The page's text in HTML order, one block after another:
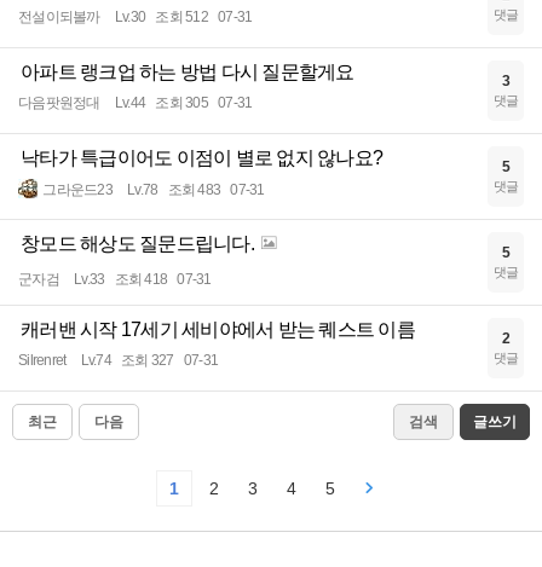
전설이되볼까 Lv.30 조회 512 07-31 댓글
아파트 랭크업 하는 방법 다시 질문할게요
다음팟원정대 Lv.44 조회 305 07-31
3
댓글
낙타가 특급이어도 이점이 별로 없지 않나요?
그라운드23 Lv.78 조회 483 07-31
5
댓글
창모드 해상도 질문드립니다.
군자검 Lv.33 조회 418 07-31
5
댓글
캐러밴 시작 17세기 세비야에서 받는 퀘스트 이름
Silrenret Lv.74 조회 327 07-31
2
댓글
최근 다음 검색 글쓰기
1 2 3 4 5